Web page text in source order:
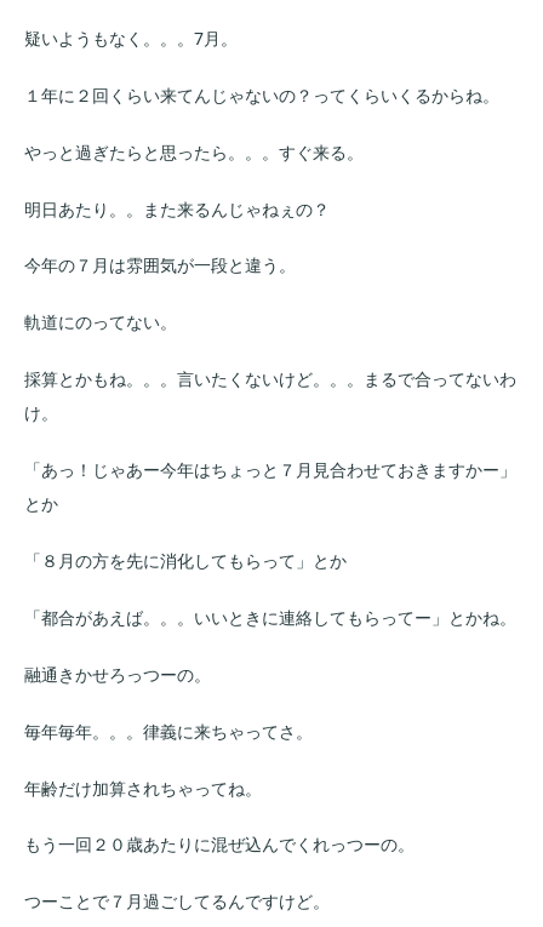
疑いようもなく。。。7月。
１年に２回くらい来てんじゃないの？ってくらいくるからね。
やっと過ぎたらと思ったら。。。すぐ来る。
明日あたり。。また来るんじゃねぇの？
今年の７月は雰囲気が一段と違う。
軌道にのってない。
採算とかもね。。。言いたくないけど。。。まるで合ってないわ
け。
「あっ！じゃあー今年はちょっと７月見合わせておきますかー」
とか
「８月の方を先に消化してもらって」とか
「都合があえば。。。いいときに連絡してもらってー」とかね。
融通きかせろっつーの。
毎年毎年。。。律義に来ちゃってさ。
年齢だけ加算されちゃってね。
もう一回２０歳あたりに混ぜ込んでくれっつーの。
つーことで７月過ごしてるんですけど。